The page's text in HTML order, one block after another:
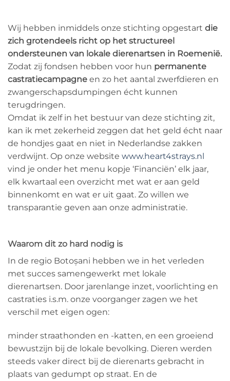
Wij hebben inmiddels onze stichting opgestart die
zich grotendeels richt op het structureel
ondersteunen van lokale dierenartsen in Roemenië.
Zodat zij fondsen hebben voor hun permanente
castratiecampagne en zo het aantal zwerfdieren en
zwangerschapsdumpingen écht kunnen
terugdringen.
Omdat ik zelf in het bestuur van deze stichting zit,
kan ik met zekerheid zeggen dat het geld écht naar
de hondjes gaat en niet in Nederlandse zakken
verdwijnt. Op onze website www.heart4strays.nl
vind je onder het menu kopje ‘Financiën’ elk jaar,
elk kwartaal een overzicht met wat er aan geld
binnenkomt en wat er uit gaat. Zo willen we
transparantie geven aan onze administratie.
Waarom dit zo hard nodig is
In de regio Botoșani hebben we in het verleden
met succes samengewerkt met lokale
dierenartsen. Door jarenlange inzet, voorlichting en
castraties i.s.m. onze voorganger zagen we het
verschil met eigen ogen:
minder straathonden en -katten, en een groeiend
bewustzijn bij de lokale bevolking. Dieren werden
steeds vaker direct bij de dierenarts gebracht in
plaats van gedumpt op straat. En de